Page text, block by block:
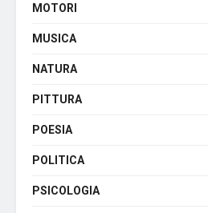
MOTORI
MUSICA
NATURA
PITTURA
POESIA
POLITICA
PSICOLOGIA